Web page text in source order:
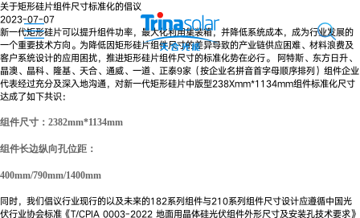
关于矩形硅片组件尺寸标准化的倡议
2023-07-07
新一代矩形硅片可以提升组件功率，最大化利用集装箱，并降低系统成本，成为行业发展的
一个重要技术方向。为降低因矩形硅片组件尺寸的差异导致的产业链供应困难、材料浪费及
客户系统设计的应用困扰，推进矩形硅片组件尺寸的标准化势在必行。 阿特斯、东方日升、
晶澳、晶科、隆基、天合、通威、一道、正泰9家（按企业名拼音首字母顺序排列）组件企业
代表经过充分及深入地沟通，对新一代矩形硅片中版型238Xmm*1134mm组件标准化尺寸
达成了如下共识：
组件尺寸：2382mm*1134mm
组件长边纵向孔位距：
400mm/790mm/1400mm
同时，我们倡议行业现行的以及未来的182系列组件与210系列组件尺寸设计应遵循中国光
伏行业协会标准《T/CPIA 0003-2022 地面用晶体硅光伏组件外形尺寸及安装孔技术要求》